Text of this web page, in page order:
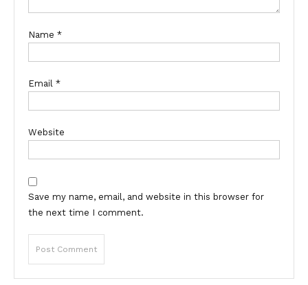
Name *
Email *
Website
Save my name, email, and website in this browser for
the next time I comment.